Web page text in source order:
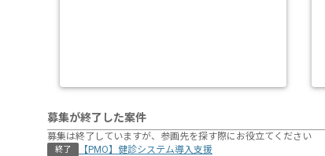
募集が終了した案件
募集は終了していますが、参画先を探す際にお役立てください
終了 【PMO】健診システム導入支援